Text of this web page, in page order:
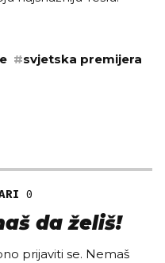
#svjetska premijera
0
da želiš!
prijaviti se. Nemaš